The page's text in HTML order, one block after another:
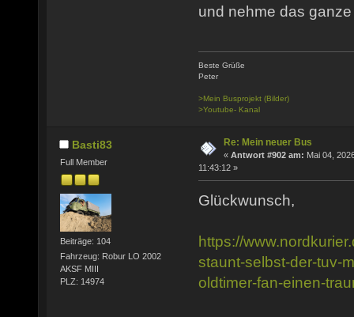
und nehme das
Beste Grüße
Peter
>Mein Busprojekt (Bilder)
>Youtube- Kanal
Basti83
Full Member
Beiträge: 104
Fahrzeug: Robur LO 2002
AKSF MIII
PLZ: 14974
Re: Mein neuer Bus
« Antwort #902 am: Mai 04,
11:43:12 »
Glückwunsch,
https://
staunt-selbst-der-tuv-
oldtimer-fan-einen-